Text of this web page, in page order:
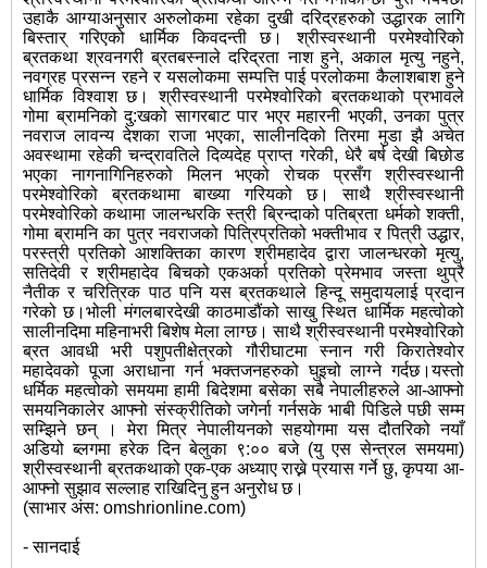
उहाकै आग्याअनुसार अरुलोकमा रहेका दुखी दरिद्रहरुको उद्धारक लागि
बिस्तार् गरिएको धार्मिक किवदन्ती छ। श्रीस्वस्थानी परमेश्वोरिको
ब्रतकथा श्रवनगरी ब्रतबस्नाले दरिद्रता नाश हुने, अकाल मृत्‍यु नहुने,
नवग्रह प्रसन्न रहने र यसलोकमा सम्पत्ति पाई परलोकमा कैलाशबाश हुने
धार्मिक विश्वाश छ। श्रीस्वस्थानी परमेश्वोरिको ब्रतकथाको प्रभावले
गोमा ब्रामनिको दु:खको सागरबाट पार भएर महारनी भएकी, उनका पुत्र
नवराज लावन्य देशका राजा भएका, सालीनदिको तिरमा मुडा झै अचेत
अवस्थामा रहेकी चन्द्रावतिले दिव्यदेह प्राप्त गरेकी, धेरै बर्ष देखी बिछोड
भएका नागनागिनिहरुको मिलन भएको रोचक प्रसँग श्रीस्वस्थानी
परमेश्वोरिको ब्रतकथामा बाख्या गरियको छ। साथै श्रीस्वस्थानी
परमेश्वोरिको कथामा जालन्धरकि स्त्री ब्रिन्दाको पतिब्रता धर्मको शक्ती,
गोमा ब्रामनि का पुत्र नवराजको पित्रिप्रतिको भक्तीभाव र पित्री उद्धार,
परस्त्री प्रतिको आशक्तिका कारण श्रीमहादेव द्वारा जालन्धरको मृत्‍यु,
सतिदेवी र श्रीमहादेव बिचको एकअर्का प्रतिको प्रेमभाव जस्ता थुप्रै
नैतीक र चरित्रिक पाठ पनि यस ब्रतकथाले हिन्दू समुदायलाई प्रदान
गरेको छ।भोली मंगलबारदेखी काठमाडौंको साखु स्थित धार्मिक महत्वोको
सालीनदिमा महिनाभरी बिशेष मेला लाग्छ। साथै श्रीस्वस्थानी परमेश्वोरिको
ब्रत आवधी भरी पशुपतीक्षेत्रको गौरीघाटमा स्नान गरी किरातेश्वोर
महादेवको पूजा अराधाना गर्न भक्तजनहरुको घुइचो लाग्ने गर्दछ।यस्तो
धर्मिक महत्वोको समयमा हामी बिदेशमा बसेका सबै नेपालीहरुले आ-आफ्नो
समयनिकालेर आफ्नो संस्क्रीतिको जगेर्ना गर्नसके भाबी पिडिले पछी सम्म
सम्झिने छन् । मेरा मित्र नेपालीयनको सहयोगमा यस दौतरिको नयाँ
अडियो ब्लगमा हरेक दिन बेलुका ९:०० बजे (यु एस सेन्त्रल समयमा)
श्रीस्वस्थानी ब्रतकथाको एक-एक अध्याए राख्ने प्रयास गर्ने छु, कृपया आ-
आफ्नो सुझाव सल्लाह राखिदिनु हुन अनुरोध छ।
(साभार अंस: omshrionline.com)
- सानदाई